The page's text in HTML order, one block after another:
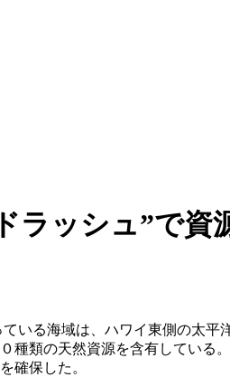
ッシュ”で資
いる海域は、ハワイ東側の太
種類の天然資源を含有してい
確保した。